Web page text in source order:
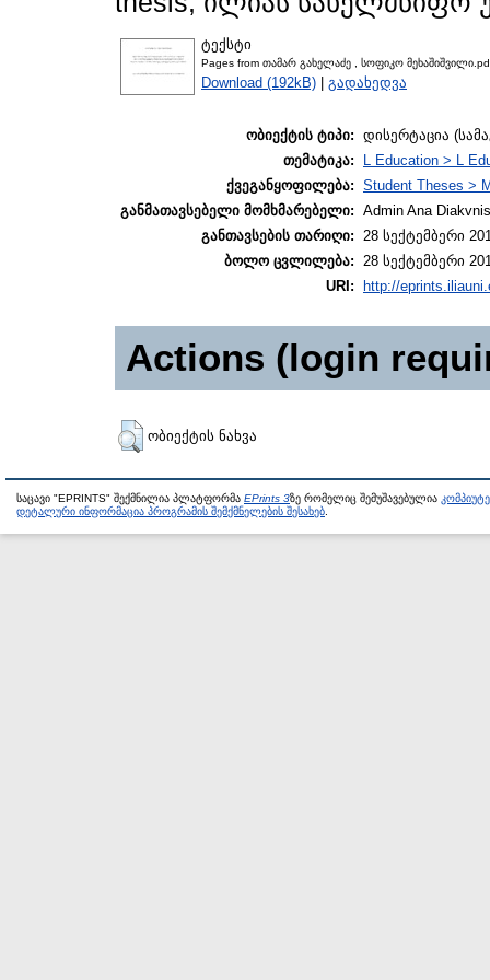
ტექსტი
Pages from თამარ გახელაძე , სოფიკო
Download (192kB) | გადახედვა
ობიექტის ტიპი: დისერტაცია
თემატიკა:
L Education > L
ქვეგანყოფილება: Student Theses >
განმათავსებელი მომხმარებელი: Admin Ana
განთავსების თარიღი: 28 სექტემბერი
ბოლო ცვლილება: 28 სექტემბერი
URI:
http://
Actions (login
ობიექტის ნახვა
საცავი "EPRINTS" შექმნილია პლატფორმა EPrints 3ზე რომელიც შემუშავებულია
დეტალური ინფორმაცია პროგრამის შემქმნელების შესახებ.